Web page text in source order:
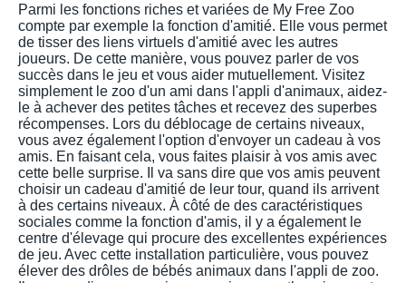
Parmi les fonctions riches et variées de My Free Zoo
compte par exemple la fonction d'amitié. Elle vous permet
de tisser des liens virtuels d'amitié avec les autres
joueurs. De cette manière, vous pouvez parler de vos
succès dans le jeu et vous aider mutuellement. Visitez
simplement le zoo d'un ami dans l'appli d'animaux, aidez-
le à achever des petites tâches et recevez des superbes
récompenses. Lors du déblocage de certains niveaux,
vous avez également l'option d'envoyer un cadeau à vos
amis. En faisant cela, vous faites plaisir à vos amis avec
cette belle surprise. Il va sans dire que vos amis peuvent
choisir un cadeau d'amitié de leur tour, quand ils arrivent
à des certains niveaux. À côté de des caractéristiques
sociales comme la fonction d'amis, il y a également le
centre d'élevage qui procure des excellentes expériences
de jeu. Avec cette installation particulière, vous pouvez
élever des drôles de bébés animaux dans l'appli de zoo.